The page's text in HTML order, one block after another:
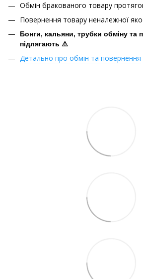
Обмін бракованого товару
Повернення товару неналежної
Бонги, кальяни, трубки обміну та
підлягають ⚠️
Детально про обмін та повернення